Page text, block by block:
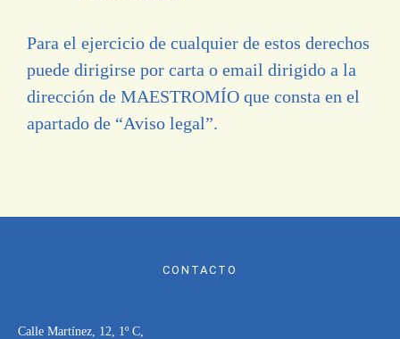
Para el ejercicio de cualquier de estos derechos
puede dirigirse por carta o email dirigido a la
dirección de MAESTROMÍO que consta en el
apartado de “Aviso legal”.
CONTACTO
Calle Martínez, 12, 1º C,